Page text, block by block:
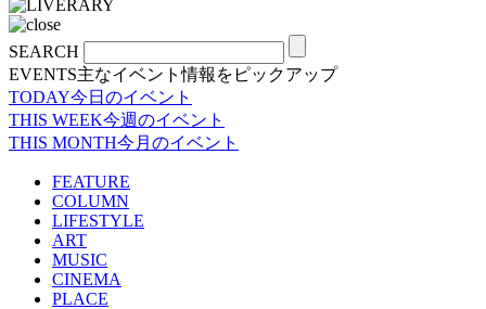
SEARCH
EVENTS主なイベント情報をピックアップ
TODAY今日のイベント
THIS WEEK今週のイベント
THIS MONTH今月のイベント
FEATURE
COLUMN
LIFESTYLE
ART
MUSIC
CINEMA
PLACE